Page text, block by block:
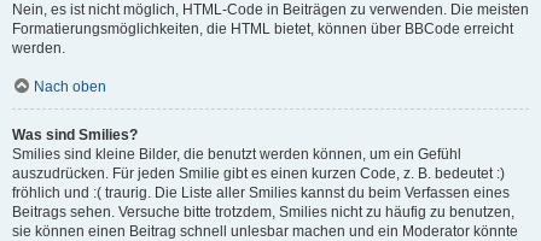
Nein, es ist nicht möglich, HTML-Code in Beiträgen zu verwenden. Die meisten
Formatierungsmöglichkeiten, die HTML bietet, können über BBCode erreicht
werden.
Nach oben
Was sind Smilies?
Smilies sind kleine Bilder, die benutzt werden können, um ein Gefühl
auszudrücken. Für jeden Smilie gibt es einen kurzen Code, z. B. bedeutet :)
fröhlich und :( traurig. Die Liste aller Smilies kannst du beim Verfassen eines
Beitrags sehen. Versuche bitte trotzdem, Smilies nicht zu häufig zu benutzen,
sie können einen Beitrag schnell unlesbar machen und ein Moderator könnte